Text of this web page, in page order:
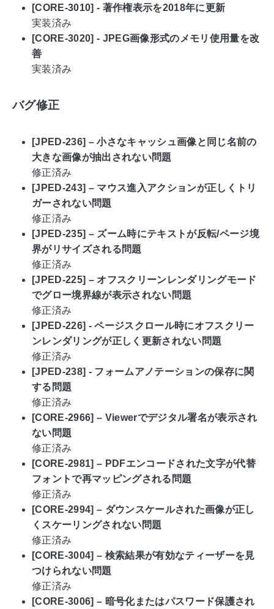
[CORE-3010] - 著作権表示を2018年に更新
実装済み
[CORE-3020] - JPEG画像形式のメモリ使用量を改
善
実装済み
バグ修正
[JPED-236] – 小さなキャッシュ画像と同じ名前の
大きな画像が抽出されない問題
修正済み
[JPED-243] – マウス進入アクションが正しくトリ
ガーされない問題
修正済み
[JPED-235] – ズーム時にテキストが反転/ページ境
界がリサイズされる問題
修正済み
[JPED-225] – オフスクリーンレンダリングモード
でグロー境界線が表示されない問題
修正済み
[JPED-226] - ページスクロール時にオフスクリー
ンレンダリングが正しく更新されない問題
修正済み
[JPED-238] - フォームアノテーションの保存に関
する問題
修正済み
[CORE-2966] – Viewerでデジタル署名が表示され
ない問題
修正済み
[CORE-2981] – PDFエンコードされた文字が代替
フォントで再マッピングされる問題
修正済み
[CORE-2994] – ダウンスケールされた画像が正し
くスケーリングされない問題
修正済み
[CORE-3004] – 検索結果が有効なティーザーを見
つけられない問題
修正済み
[CORE-3006] – 暗号化またはパスワード保護され